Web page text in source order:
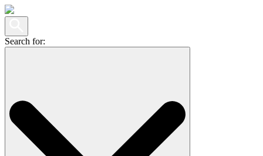
Search for: